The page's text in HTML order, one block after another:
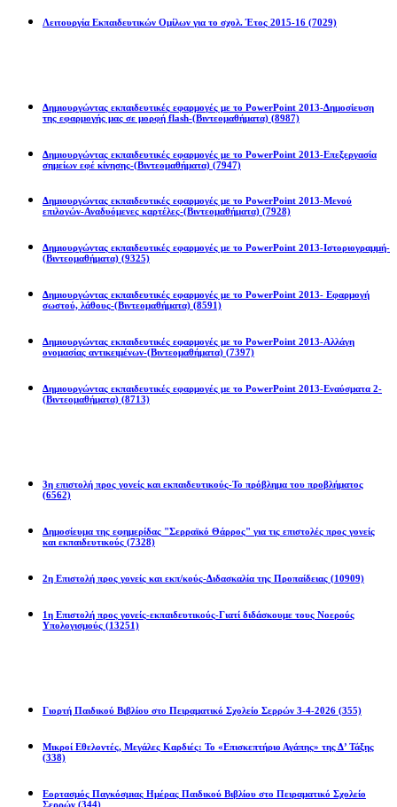
Λειτουργία Εκπαιδευτικών Ομίλων για το σχολ. Έτος 2015-16 (7029)
Δημιουργώντας εκπαιδευτικές εφαρμογές με το PowerPoint 2013-Δημοσίευση
της εφαρμογής μας σε μορφή flash-(Βιντεομαθήματα) (8987)
Δημιουργώντας εκπαιδευτικές εφαρμογές με το PowerPoint 2013-Επεξεργασία
σημείων εφέ κίνησης-(Βιντεομαθήματα) (7947)
Δημιουργώντας εκπαιδευτικές εφαρμογές με το PowerPoint 2013-Μενού
επιλογών-Αναδυόμενες καρτέλες-(Βιντεομαθήματα) (7928)
Δημιουργώντας εκπαιδευτικές εφαρμογές με το PowerPoint 2013-Ιστοριογραμμή-
(Βιντεομαθήματα) (9325)
Δημιουργώντας εκπαιδευτικές εφαρμογές με το PowerPoint 2013- Εφαρμογή
σωστού, λάθους-(Βιντεομαθήματα) (8591)
Δημιουργώντας εκπαιδευτικές εφαρμογές με το PowerPoint 2013-Αλλάγη
ονομασίας αντικειμένων-(Βιντεομαθήματα) (7397)
Δημιουργώντας εκπαιδευτικές εφαρμογές με το PowerPoint 2013-Εναύσματα 2-
(Βιντεομαθήματα) (8713)
3η επιστολή προς γονείς και εκπαιδευτικούς-Το πρόβλημα του προβλήματος
(6562)
Δημοσίευμα της εφημερίδας "Σερραϊκό Θάρρος" για τις επιστολές προς γονείς
και εκπαιδευτικούς (7328)
2η Eπιστολή προς γονείς και εκπ/κούς-Διδασκαλία της Προπαίδειας (10909)
1η Επιστολή προς γονείς-εκπαιδευτικούς-Γιατί διδάσκουμε τους Νοερούς
Υπολογισμούς (13251)
Γιορτή Παιδικού Βιβλίου στο Πειραματικό Σχολείο Σερρών 3-4-2026 (355)
Μικροί Εθελοντές, Μεγάλες Καρδιές: Το «Επισκεπτήριο Αγάπης» της Δ’ Τάξης
(338)
Εορτασμός Παγκόσμιας Ημέρας Παιδικού Βιβλίου στο Πειραματικό Σχολείο
Σερρών (344)